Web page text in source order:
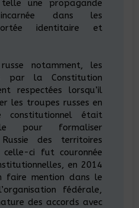
une propagande
incarnée dans les
identitaire et
notamment, les
par la Constitution
respectées lorsqu’il
les troupes russes en
constitutionnel était
pour formaliser
des territoires
celle-ci fut couronnée
en 2014
faire mention dans le
fédérale,
des accords avec